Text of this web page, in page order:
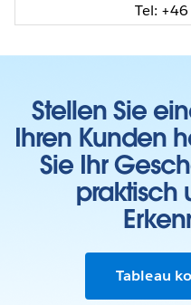
Tel:
Stellen Sie
Ihren Kunden
Sie Ihr
praktisch
Tableau